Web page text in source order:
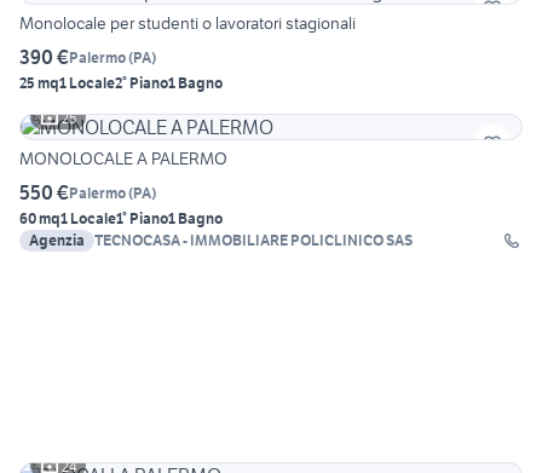
Monolocale per studenti o lavoratori stagionali
390 €Palermo(PA)
25 mq1 Locale2° Piano1 Bagno
25
MONOLOCALE A PALERMO
550 €Palermo(PA)
60 mq1 Locale1° Piano1 Bagno
Agenzia
TECNOCASA - IMMOBILIARE POLICLINICO SAS
24